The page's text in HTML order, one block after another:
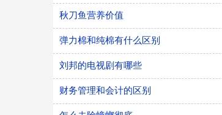
秋刀鱼营养价值
弹力棉和纯棉有什么区别
刘邦的电视剧有哪些
财务管理和会计的区别